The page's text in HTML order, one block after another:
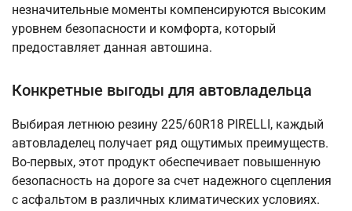
незначительные моменты компенсируются высоким
уровнем безопасности и комфорта, который
предоставляет данная автошина.
Конкретные выгоды для автовладельца
Выбирая летнюю резину 225/60R18 PIRELLI, каждый
автовладелец получает ряд ощутимых преимуществ.
Во-первых, этот продукт обеспечивает повышенную
безопасность на дороге за счет надежного сцепления
с асфальтом в различных климатических условиях.